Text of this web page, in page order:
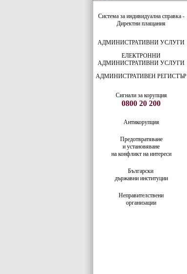
Система за индивидуална справка -
Директни плащания
АДМИНИСТРАТИВНИ УСЛУГИ
ЕЛЕКТРОННИ
АДМИНИСТРАТИВНИ УСЛУГИ
АДМИНИСТРАТИВЕН РЕГИСТЪР
Сигнали за корупция
0800 20 200
Антикорупция
Предотвратяване
и установяване
на конфликт на интереси
Български
държавни институции
Неправителствени
организации